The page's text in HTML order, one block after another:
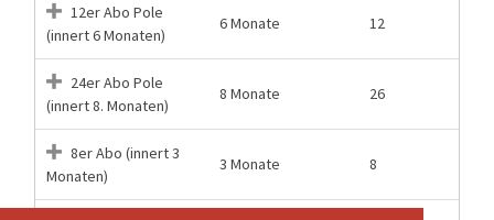
12er Abo Pole
(innert 6 Monaten)
6 Monate 12
24er Abo Pole
(innert 8. Monaten)
8 Monate 26
8er Abo (innert 3
Monaten)
3 Monate 8